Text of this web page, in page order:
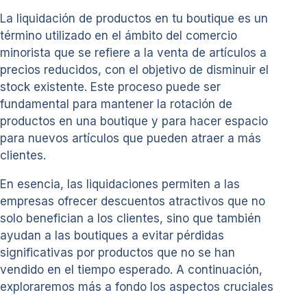
La liquidación de productos en tu boutique es un
término utilizado en el ámbito del comercio
minorista que se refiere a la venta de artículos a
precios reducidos, con el objetivo de disminuir el
stock existente. Este proceso puede ser
fundamental para mantener la rotación de
productos en una boutique y para hacer espacio
para nuevos artículos que pueden atraer a más
clientes.
En esencia, las liquidaciones permiten a las
empresas ofrecer descuentos atractivos que no
solo benefician a los clientes, sino que también
ayudan a las boutiques a evitar pérdidas
significativas por productos que no se han
vendido en el tiempo esperado. A continuación,
exploraremos más a fondo los aspectos cruciales